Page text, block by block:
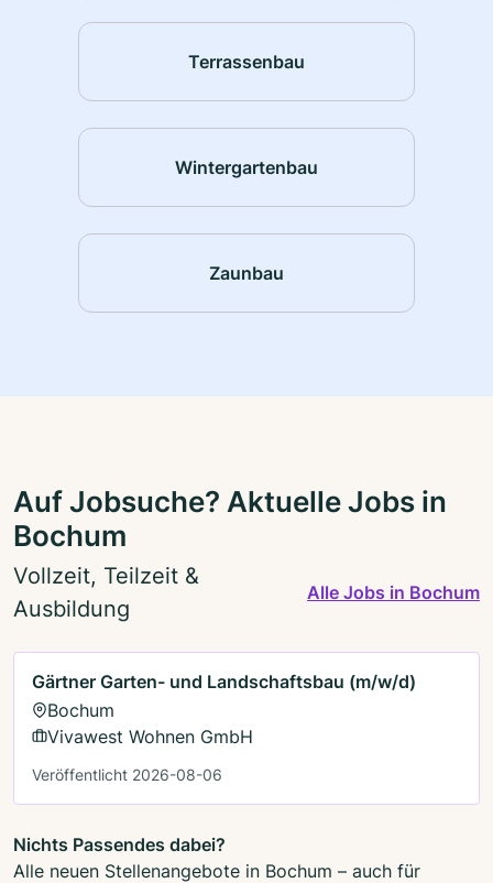
Terrassenbau
Wintergartenbau
Zaunbau
Auf Jobsuche? Aktuelle Jobs in
Bochum
Vollzeit, Teilzeit &
Ausbildung
Alle Jobs in Bochum
Gärtner Garten- und Landschaftsbau (m/w/d)
Bochum
Vivawest Wohnen GmbH
Veröffentlicht 2026-08-06
Nichts Passendes dabei?
Alle neuen Stellenangebote in Bochum – auch für